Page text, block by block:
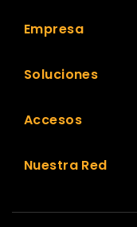
Empresa
Soluciones
Accesos
Nuestra Red